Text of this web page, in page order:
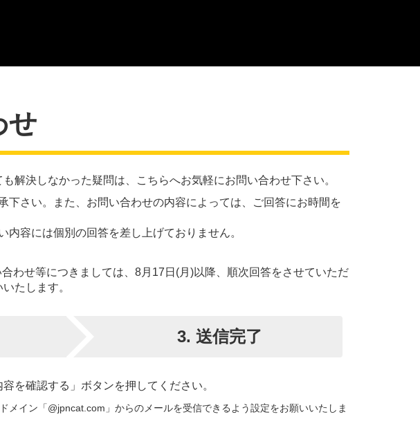
せ
解決しなかった疑問は、こちらへお気軽にお問い合わせ下さい。
さい。また、お問い合わせの内容によっては、ご回答にお時間を
容には個別の回答を差し上げておりません。
わせ等につきましては、8月17日(月)以降、順次回答をさせていただ
たします。
3. 送信完了
を確認する」ボタンを押してください。
イン「@jpncat.com」からのメールを受信できるよう設定をお願いいたしま